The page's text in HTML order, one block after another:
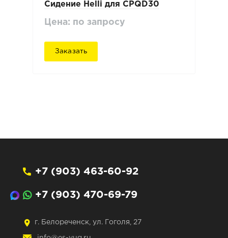
Сидение Нelli для CPQD30
Цена: по запросу
Заказать
+7 (903) 463-60-92
+7 (903) 470-69-79
г. Белореченск, ул. Гоголя, 27